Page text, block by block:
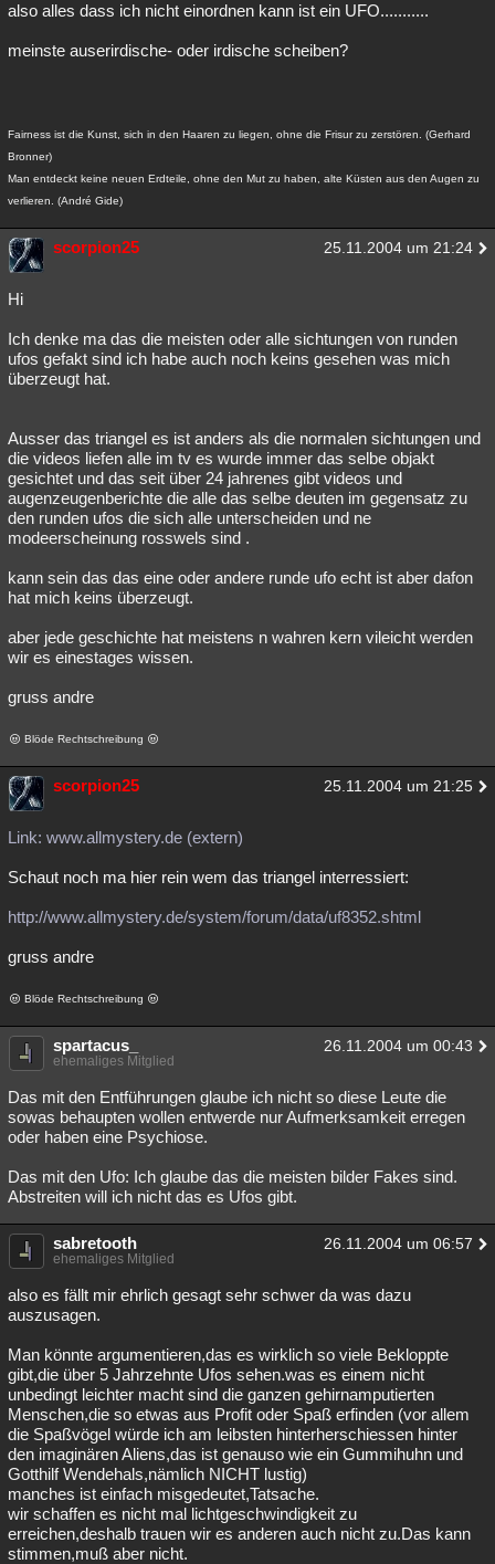
also alles dass ich nicht einordnen kann ist ein UFO...........
meinste auserirdische- oder irdische scheiben?
Fairness ist die Kunst, sich in den Haaren zu liegen, ohne die Frisur zu zerstören. (Gerhard
Bronner)
Man entdeckt keine neuen Erdteile, ohne den Mut zu haben, alte Küsten aus den Augen zu
verlieren. (André Gide)
scorpion25 25.11.2004 um 21:24
Hi
Ich denke ma das die meisten oder alle sichtungen von runden
ufos gefakt sind ich habe auch noch keins gesehen was mich
überzeugt hat.
Ausser das triangel es ist anders als die normalen sichtungen und
die videos liefen alle im tv es wurde immer das selbe objakt
gesichtet und das seit über 24 jahrenes gibt videos und
augenzeugenberichte die alle das selbe deuten im gegensatz zu
den runden ufos die sich alle unterscheiden und ne
modeerscheinung rosswels sind .
kann sein das das eine oder andere runde ufo echt ist aber dafon
hat mich keins überzeugt.
aber jede geschichte hat meistens n wahren kern vileicht werden
wir es einestages wissen.
gruss andre
Blöde Rechtschreibung
scorpion25 25.11.2004 um 21:25
Link: www.allmystery.de (extern)
Schaut noch ma hier rein wem das triangel interressiert:
http://www.allmystery.de/system/forum/data/uf8352.shtml
gruss andre
Blöde Rechtschreibung
spartacus_ 26.11.2004 um 00:43
ehemaliges Mitglied
Das mit den Entführungen glaube ich nicht so diese Leute die
sowas behaupten wollen entwerde nur Aufmerksamkeit erregen
oder haben eine Psychiose.
Das mit den Ufo: Ich glaube das die meisten bilder Fakes sind.
Abstreiten will ich nicht das es Ufos gibt.
sabretooth 26.11.2004 um 06:57
ehemaliges Mitglied
also es fällt mir ehrlich gesagt sehr schwer da was dazu
auszusagen.
Man könnte argumentieren,das es wirklich so viele Bekloppte
gibt,die über 5 Jahrzehnte Ufos sehen.was es einem nicht
unbedingt leichter macht sind die ganzen gehirnamputierten
Menschen,die so etwas aus Profit oder Spaß erfinden (vor allem
die Spaßvögel würde ich am leibsten hinterherschiessen hinter
den imaginären Aliens,das ist genauso wie ein Gummihuhn und
Gotthilf Wendehals,nämlich NICHT lustig)
manches ist einfach misgedeutet,Tatsache.
wir schaffen es nicht mal lichtgeschwindigkeit zu
erreichen,deshalb trauen wir es anderen auch nicht zu.Das kann
stimmen,muß aber nicht.